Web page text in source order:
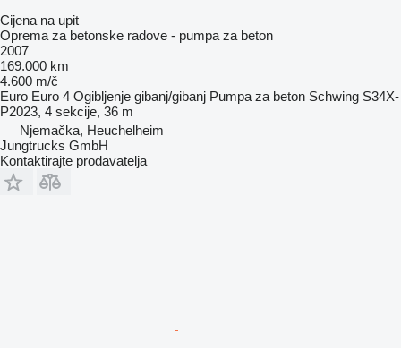
Cijena na upit
Oprema za betonske radove - pumpa za beton
2007
169.000 km
4.600 m/č
Euro Euro 4 Ogibljenje gibanj/gibanj Pumpa za beton Schwing S34X-
P2023, 4 sekcije, 36 m
Njemačka, Heuchelheim
Jungtrucks GmbH
Kontaktirajte prodavatelja